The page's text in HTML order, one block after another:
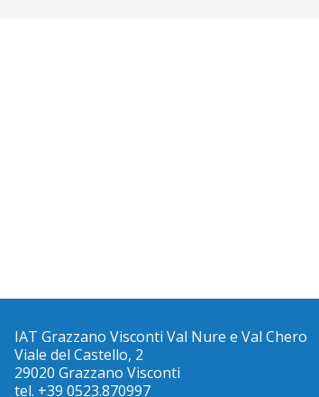
IAT Grazzano Visconti Val Nure e Val Chero
Viale del Castello, 2
29020 Grazzano Visconti
tel. +39 0523.870997